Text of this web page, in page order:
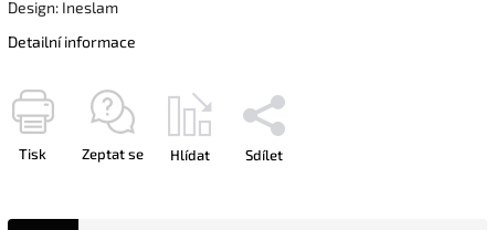
Design: Ineslam
Detailní informace
Tisk Zeptat se Hlídat Sdílet